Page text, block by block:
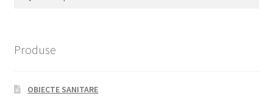
Produse
OBIECTE SANITARE